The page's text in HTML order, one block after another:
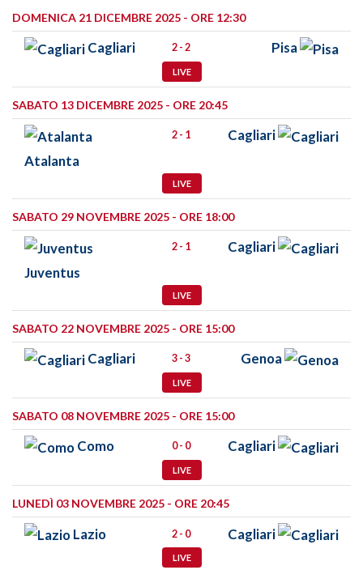
DOMENICA 21 DICEMBRE 2025 - ORE 12:30
Cagliari 2 - 2 Pisa
LIVE
SABATO 13 DICEMBRE 2025 - ORE 20:45
Atalanta
2 - 1 Cagliari
LIVE
SABATO 29 NOVEMBRE 2025 - ORE 18:00
Juventus
2 - 1 Cagliari
LIVE
SABATO 22 NOVEMBRE 2025 - ORE 15:00
Cagliari 3 - 3 Genoa
LIVE
SABATO 08 NOVEMBRE 2025 - ORE 15:00
Como 0 - 0 Cagliari
LIVE
LUNEDÌ 03 NOVEMBRE 2025 - ORE 20:45
Lazio 2 - 0 Cagliari
LIVE